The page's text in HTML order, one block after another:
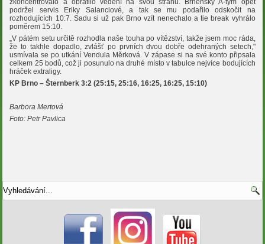
zkoncentrovalo a obrátilo vedení na svou stranu. Brněnský A-tým opět
podržel servis Eriky Salanciové, a tak se mu podařilo odskočit na
rozhodujících 10:7. Sadu si už pak Brno vzít nenechalo a tie break vyhrálo
poměrem 15:10.
„V pátém setu určitě rozhodla naše touha po vítězství, takže jsem moc ráda,
že to takhle dopadlo, zvlášť po prvních dvou dobře odehraných setech,"
usmívala se po utkání Vendula Měrková. V zápase si na své konto připsala
celkem 25 bodů, což ji posunulo na druhé místo v tabulce nejvíce bodujících
hráček extraligy.
KP Brno – Šternberk 3:2 (25:15, 25:16, 16:25, 16:25, 15:10)
Barbora Mertová
Foto: Petr Pavlica